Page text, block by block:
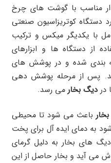
مناسب با گوشت های چرخ
کوتریزاسیون صنعتی
با یکدیگر میکس و ترکیب
از دستگاه ها و ابزارهای
بندی شده و در پوشش های
پس از مرحله پوشش دهی
در دیگ بخارمی رسد.
باعث می شود تا محیطی
به دمای ایده آل برای پخت
های بخار به دلیل گرمای
می آید و بخار حاصل از این